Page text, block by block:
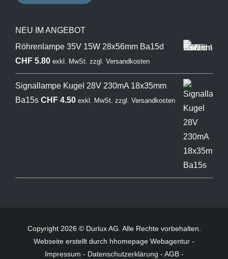
NEU IM ANGEBOT
Röhrenlampe 35V 15W 28x56mm Ba15d
CHF5.80 exkl. MwSt. zzgl. Versandkosten
Signallampe Kugel 28V 230mA 18x35mm
Ba15s CHF4.50 exkl. MwSt. zzgl. Versandkosten
Copyright 2026 © Durlux AG. Alle Rechte vorbehalten.
Webseite erstellt durch hhomepage Webagentur -
Impressum - Datenschutzerklärung - AGB-